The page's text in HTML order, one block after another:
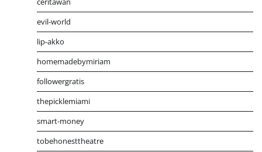
evil-world
lip-akko
homemadebymiriam
followergratis
thepicklemiami
smart-money
tobehonesttheatre